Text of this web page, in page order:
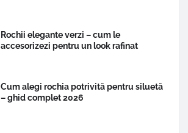
Rochii elegante verzi – cum le
accesorizezi pentru un look rafinat
Cum alegi rochia potrivită pentru siluetă
– ghid complet 2026